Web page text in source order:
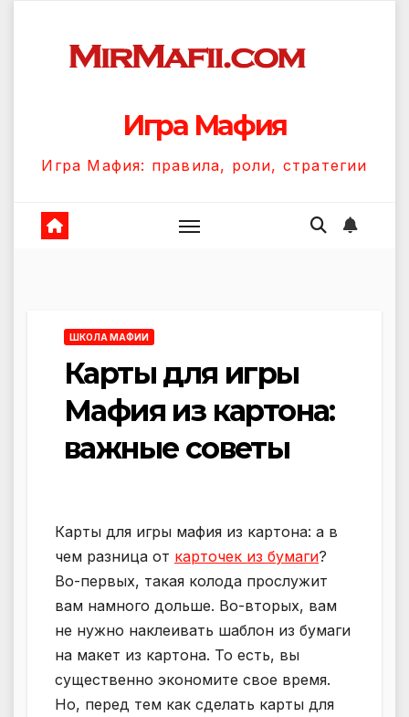
содержанию
Игра Мафия
Игра Мафия: правила, роли, стратегии
ШКОЛА МАФИИ
Карты для игры
Мафия из картона:
важные советы
Карты для игры мафия из картона: а в
чем разница от карточек из бумаги?
Во-первых, такая колода прослужит
вам намного дольше. Во-вторых, вам
не нужно наклеивать шаблон из бумаги
на макет из картона. То есть, вы
существенно экономите свое время.
Но, перед тем как сделать карты для